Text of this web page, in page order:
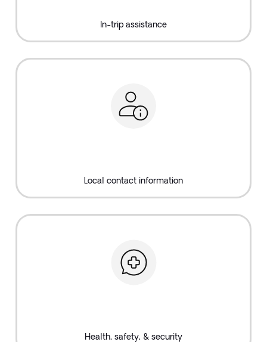
In-trip assistance
Local contact information
Health, safety, & security